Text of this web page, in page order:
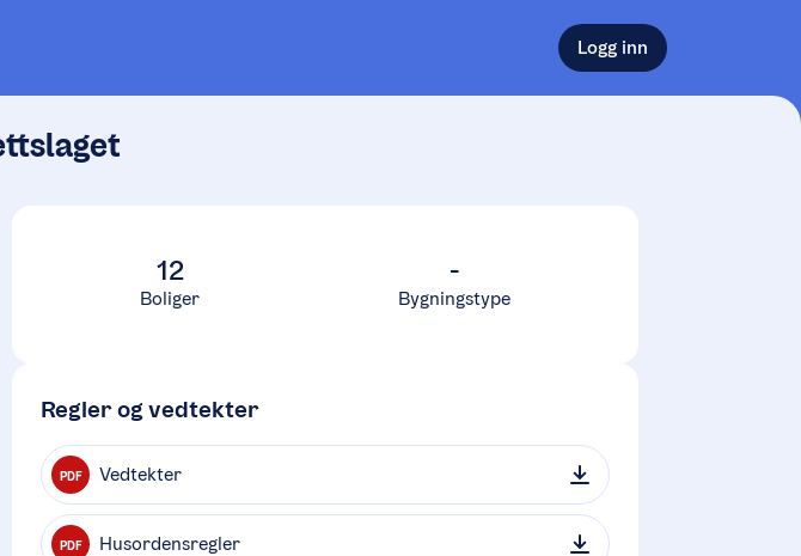
Logg inn
12
Boliger
-
Bygningstype
Regler og vedtekter
PDF Vedtekter
PDF Husordensregler